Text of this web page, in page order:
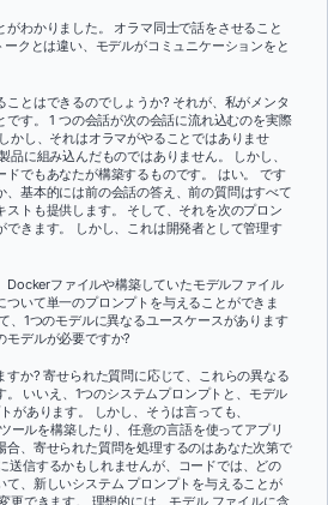
がわかりました。 オラマ同士で話をさせること
クとは違い、モデルがコミュニケーションをと
とはできるのでしょうか? それが、私がメンタ
です。 1 つの会話が次の会話に流れ込むのを実際
かし、それはオラマがやることではありませ
品に組み込んだものではありません。 しかし、
ドでもあなたが構築するものです。 はい。 です
、基本的には前の会話の答え、前の質問はすべて
ストも提供します。 そして、それを次のプロン
できます。 しかし、これは開発者として管理す
Dockerファイルや構築していたモデルファイル
ついて単一のプロンプトを与えることができま
、1つのモデルに異なるユースケースがあります
モデルが必要ですか?
すか? 寄せられた質問に応じて、これらの異なる
。 いいえ、1つのシステムプロンプトと、モデル
があります。 しかし、そうは言っても、
ールを構築したり、任意の言語を使ってアプリ
合、寄せられた質問を処理するのはあなた次第で
送信するかもしれませんが、コードでは、どの
て、新しいシステム プロンプトを与えることが